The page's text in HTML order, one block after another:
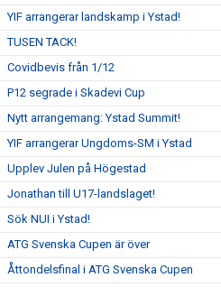
YIF arrangerar landskamp i Ystad!
TUSEN TACK!
Covidbevis från 1/12
P12 segrade i Skadevi Cup
Nytt arrangemang: Ystad Summit!
YIF arrangerar Ungdoms-SM i Ystad
Upplev Julen på Högestad
Jonathan till U17-landslaget!
Sök NUI i Ystad!
ATG Svenska Cupen är över
Åttondelsfinal i ATG Svenska Cupen